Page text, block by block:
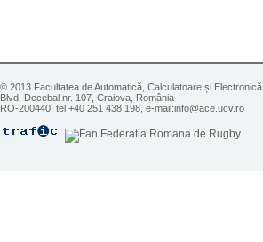
© 2013 Facultatea de Automatică, Calculatoare și Electronică,
Blvd. Decebal nr. 107, Craiova, România
RO-200440, tel +40 251 438 198, e-mail:info@ace.ucv.ro